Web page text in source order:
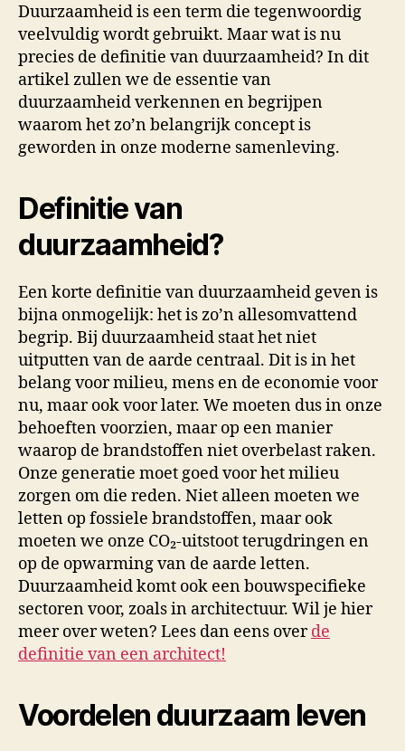
Duurzaamheid is een term die tegenwoordig
veelvuldig wordt gebruikt. Maar wat is nu
precies de definitie van duurzaamheid? In dit
artikel zullen we de essentie van
duurzaamheid verkennen en begrijpen
waarom het zo’n belangrijk concept is
geworden in onze moderne samenleving.
Definitie van
duurzaamheid?
Een korte definitie van duurzaamheid geven is
bijna onmogelijk: het is zo’n allesomvattend
begrip. Bij duurzaamheid staat het niet
uitputten van de aarde centraal. Dit is in het
belang voor milieu, mens en de economie voor
nu, maar ook voor later. We moeten dus in onze
behoeften voorzien, maar op een manier
waarop de brandstoffen niet overbelast raken.
Onze generatie moet goed voor het milieu
zorgen om die reden. Niet alleen moeten we
letten op fossiele brandstoffen, maar ook
moeten we onze CO₂-uitstoot terugdringen en
op de opwarming van de aarde letten.
Duurzaamheid komt ook een bouwspecifieke
sectoren voor, zoals in architectuur. Wil je hier
meer over weten? Lees dan eens overde
definitie van een architect!
Voordelen duurzaam leven